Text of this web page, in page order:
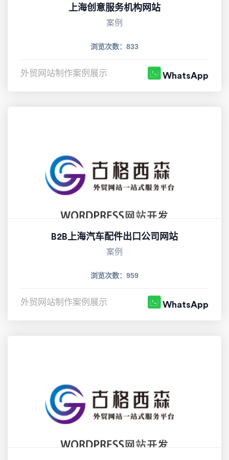
上海创意服务机构网站
案例
浏览次数：833
外贸网站制作案例展示 WhatsApp
B2B上海汽车配件出口公司网站
案例
浏览次数：959
外贸网站制作案例展示 WhatsApp